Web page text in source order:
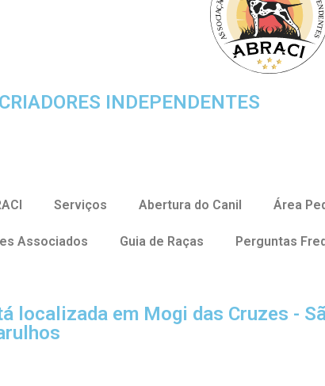
INDEPENDENTES
Serviços Abertura do Canil Área
Associados Guia de Raças Perguntas
localizada em Mogi das Cruzes -